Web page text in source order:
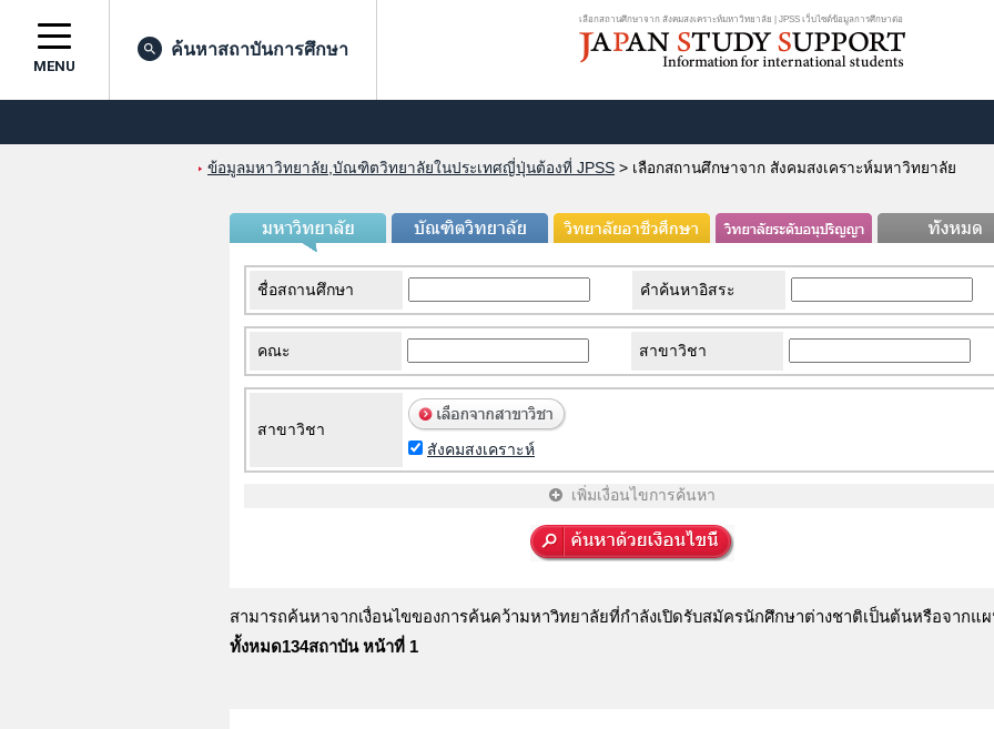
เลือกสถานศึกษาจาก สังคมสงเคราะห์มหาวิทยาลัย | JPSS เว็บไซต์ข้อมูลการศึกษาต่อ
MENU
ค้นหาสถาบันการศึกษา
ข้อมูลมหาวิทยาลัย,บัณฑิตวิทยาลัยในประเทศญี่ปุ่นต้องที่ JPSS > เลือกสถานศึกษาจาก สังคมสงเคราะห์มหาวิทยาลัย
ชื่อสถานศึกษา คำค้นหาอิสระ
คณะ สาขาวิชา
สาขาวิชา
สังคมสงเคราะห์
เพิ่มเงื่อนไขการค้นหา
สามารถค้นหาจากเงื่อนไขของการค้นคว้ามหาวิทยาลัยที่กำลังเปิดรับสมัครนักศึกษาต่างชาติเป็นต้นหรือจากแ
ทั้งหมด134สถาบัน หน้าที่ 1